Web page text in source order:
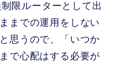
限ルーターとして出
までの運用をしない
思うので、「いつか
で心配はする必要が